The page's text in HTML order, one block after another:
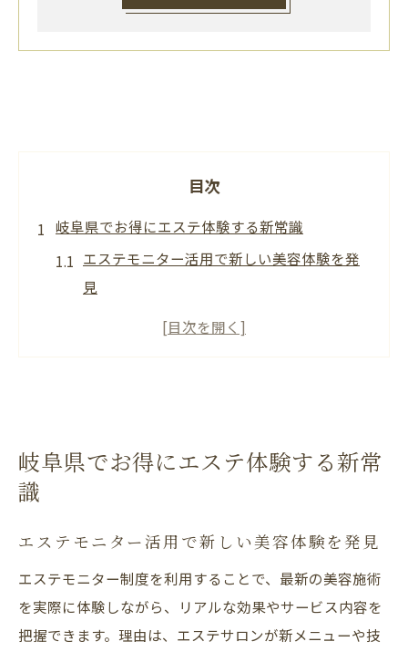
目次
岐阜県でお得にエステ体験する新常識
エステモニター活用で新しい美容体験を発
見
岐阜県のエステ体験がより身近になる理由
エステモニター応募が叶える理想の美肌
美肌を目指すならエステのモニターが最適
自分に合うエステモニターの選び方ガイド
美肌効果を実感できるモニター体験の流れ
エステモニターで得られる美容のメリット
岐阜県でお得にエステ体験する新常
識
エステモニター活用で新しい美容体験を発見
エステモニター制度を利用することで、最新の美容施術
を実際に体験しながら、リアルな効果やサービス内容を
把握できます。理由は、エステサロンが新メニューや技